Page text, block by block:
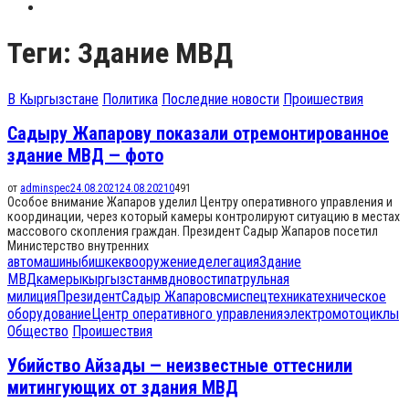
Теги: Здание МВД
В Кыргызстане Политика Последние новости Проишествия
Садыру Жапарову показали отремонтированное
здание МВД — фото
от adminspec24.08.202124.08.20210491
Особое внимание Жапаров уделил Центру оперативного управления и
координации, через который камеры контролируют ситуацию в местах
массового скопления граждан. Президент Садыр Жапаров посетил
Министерство внутренних
автомашиныбишкеквооружениеделегацияЗдание
МВДкамерыкыргызстанмвдновостипатрульная
милицияПрезидентСадыр Жапаровсмиспецтехникатехническое
оборудованиеЦентр оперативного управленияэлектромотоциклы
Общество Проишествия
Убийство Айзады — неизвестные оттеснили
митингующих от здания МВД